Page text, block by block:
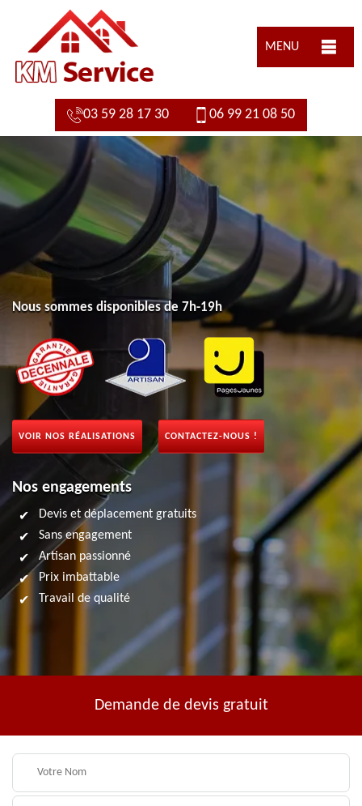
MENU
03 59 28 17 30 06 99 21 08 50
Nous sommes disponibles de 7h-19h
VOIR NOS RÉALISATIONS CONTACTEZ-NOUS !
Nos engagements
Devis et déplacement gratuits
Sans engagement
Artisan passionné
Prix imbattable
Travail de qualité
Demande de devis gratuit